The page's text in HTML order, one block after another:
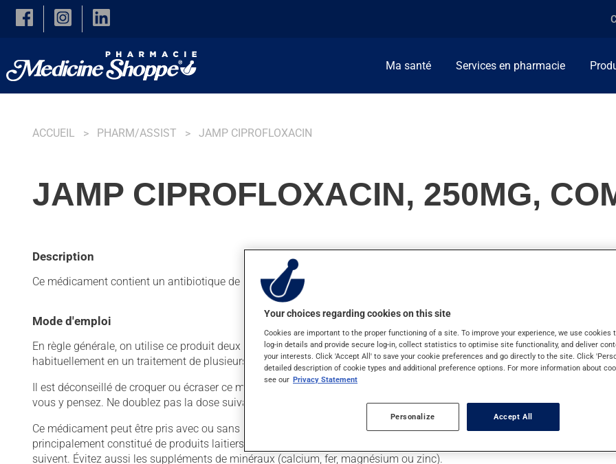
Skip to main content
Ma santé Services en pharmacie
ACCUEIL PHARM/ASSIST JAMP CIPROFLOXACIN
JAMP CIPROFLOXACIN, 250MG,
Description
Ce médicament contient un antibiotique de la famille des quinolones. Habituellement, on l'utilise pour combattre les
Mode d'emploi
En règle générale, on utilise ce produit deux fois par jour. Il est possible que votre pharmacien vous ait indiqué un
habituellement en un traitement de plusieurs jours. Pour en retirer tous les bénéfices possibles, assurez-vous de le
Il est déconseillé de croquer ou écraser ce médicament, car il a mauvais goût. Si vous oubliez une dose, et qu'il reste
vous y pensez. Ne doublez pas la dose suivante pour tenter de vous rattraper.
Ce médicament peut être pris avec ou sans nourriture, sans égard aux repas ou aux collations. Il faut toutefois éviter de
principalement constitué de produits laitiers. De plus, ne prenez pas d'antiacide ou de multivitamine durant les 6 heures
suivent. Évitez aussi les suppléments de minéraux (calcium, fer, magnésium ou zinc).
Your choices regarding cookies on this site
Cookies are important to the proper functioning of a site. To improve your experience, we use cookies
log-in details and provide secure log-in, collect statistics to optimise site functionality, and deliver
your interests. Click 'Accept All' to save your cookie preferences and go directly to the site. Click
detailed description of cookie types and additional preference options. For more information about
see our Privacy Statement
Personalize Accept All